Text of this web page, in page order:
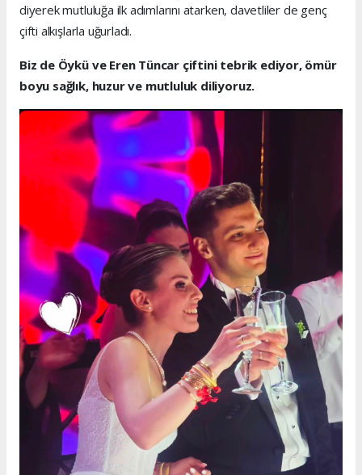
diyerek mutluluğa ilk adımlarını atarken, davetliler de genç
çifti alkışlarla uğurladı.
Biz de Öykü ve Eren Tüncar çiftini tebrik ediyor, ömür
boyu sağlık, huzur ve mutluluk diliyoruz.